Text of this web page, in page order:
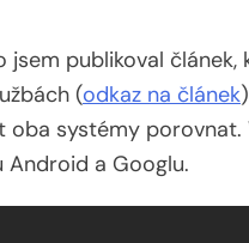
jsem publikoval článek,
(odkaz na článek
oba systémy
Android a Googlu.